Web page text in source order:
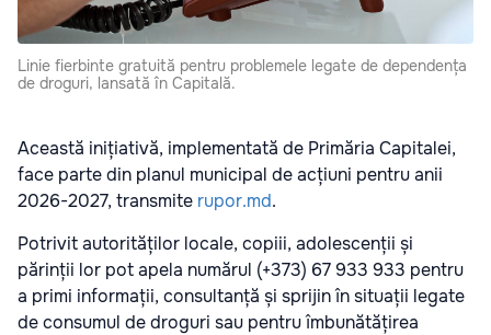
Linie fierbinte gratuită pentru problemele legate de dependența
de droguri, lansată în Capitală.
Această inițiativă, implementată de Primăria Capitalei,
face parte din planul municipal de acțiuni pentru anii
2026-2027, transmite rupor.md.
Potrivit autorităților locale, copiii, adolescenții și
părinții lor pot apela numărul (+373) 67 933 933 pentru
a primi informații, consultanță și sprijin în situații legate
de consumul de droguri sau pentru îmbunătățirea